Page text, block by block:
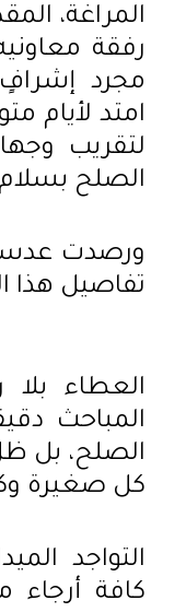
المراغة،
رفقة
مجرد
امتد لأيام
لتقريب
الصلح
​ورصدت
تفاصيل هذا
​العطاء
المباحث
الصلح، بل
كل صغيرة
​التواجد
كافة أرجاء